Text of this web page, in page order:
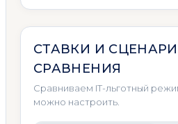
СТАВКИ И
СРАВНЕНИЯ
Сравниваем IT-льготный
можно настроить.